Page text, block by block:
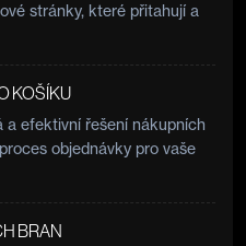
stránky, které přitahují a
KOŠÍKU
a efektivní řešení nákupních
objednávky pro vaše
BRAN